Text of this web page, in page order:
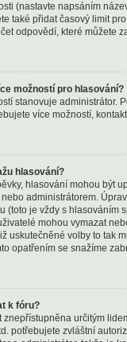
(nastavte napsáním
také přidat časový limit
odpovědí, které můžete
možností pro hlasování?
stanovuje administrátor.
více možností,
hlasování?
hlasování mohou být
administrátorem.
(toto je vždy s hlasováním
mohou vymazat
uskutečněné volby to tak
opatřením se snažíme
k fóru?
znepřístupněna určitým
potřebujete zvláštní